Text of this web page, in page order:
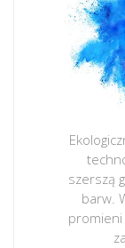
szerszą
barw.
promieni